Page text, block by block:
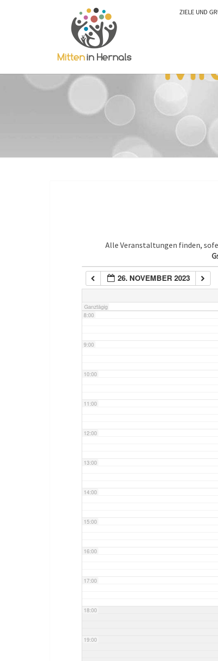
ZIELE UND
Alle Veranstaltungen finden,
26. NOVEMBER 2023
Ganztägig
7:00
8:00
9:00
10:00
11:00
12:00
13:00
14:00
15:00
16:00
17:00
18:00
19:00